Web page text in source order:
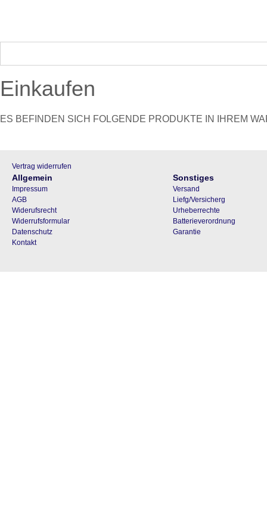
Einkaufen
ES BEFINDEN SICH FOLGENDE PRODUKTE IN IHREM
Vertrag widerrufen
Allgemein
Impressum
AGB
Widerufsrecht
Widerrufsformular
Datenschutz
Kontakt
Sonstiges
Versand
Liefg/Versicherg
Urheberrechte
Batterieverordnung
Garantie